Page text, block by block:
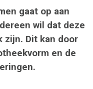
gaat op aan
wil dat deze
zijn. Dit kan door
en de